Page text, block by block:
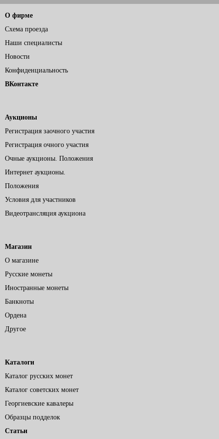
О фирме
Схема проезда
Наши специалисты
Новости
Конфиденциальность
ВКонтакте
Аукционы
Регистрация заочного участия
Регистрация очного участия
Очные аукционы. Положения
Интернет аукционы.
Положения
Условия для участников
Видеотрансляция аукциона
Магазин
О магазине
Русские монеты
Иностранные монеты
Банкноты
Ордена
Другое
Каталоги
Каталог русских монет
Каталог советских монет
Георгиевские кавалеры
Образцы подделок
Статьи